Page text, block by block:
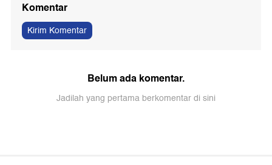
Komentar
Kirim Komentar
Belum ada komentar.
Jadilah yang pertama berkomentar di sini